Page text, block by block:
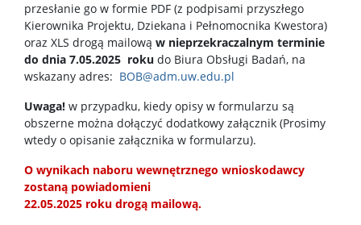
przesłanie go w formie PDF (z podpisami przyszłego
Kierownika Projektu, Dziekana i Pełnomocnika Kwestora)
oraz XLS drogą mailową w nieprzekraczalnym terminie
do dnia 7.05.2025 roku do Biura Obsługi Badań, na
wskazany adres: BOB@adm.uw.edu.pl
Uwaga! w przypadku, kiedy opisy w formularzu są
obszerne można dołączyć dodatkowy załącznik (Prosimy
wtedy o opisanie załącznika w formularzu).
O wynikach naboru wewnętrznego wnioskodawcy
zostaną powiadomieni
22.05.2025 roku drogą mailową.